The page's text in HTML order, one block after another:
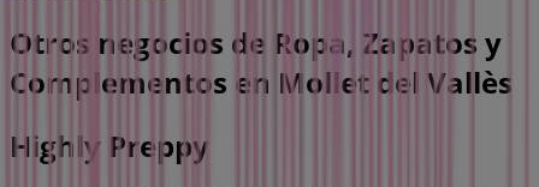
Otros negocios de Ropa, Zapatos y
Complementos en Mollet del Vallès
Highly Preppy